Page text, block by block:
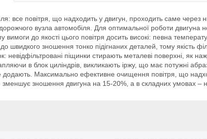
все повітря, що надходить у двигун, проходить саме через
вузла автомобіля. Для оптимальної роботи двигуна
до якості цього повітря досить високі: певна
швидкого зношення тонко підігнаних деталей, тому якість
піщинки стирають металеві поверхні, як
в блок циліндрів, викликають іржу, що має потужні
додають. Максимально ефективне очищення повітря, що
зменшує зношення двигуна на 15-20%, а в складних умовах –